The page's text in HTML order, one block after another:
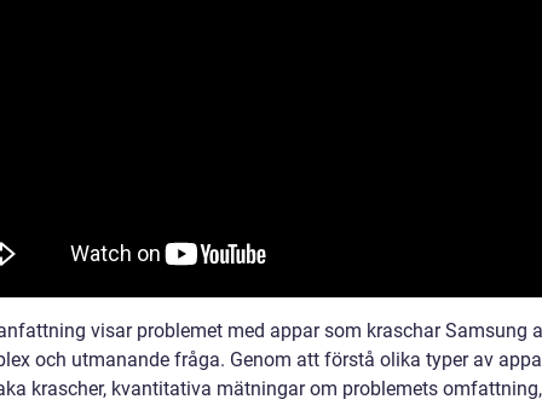
visar problemet med appar som kraschar Samsung
och utmanande fråga. Genom att förstå olika typer av
krascher, kvantitativa mätningar om problemets omfattning,